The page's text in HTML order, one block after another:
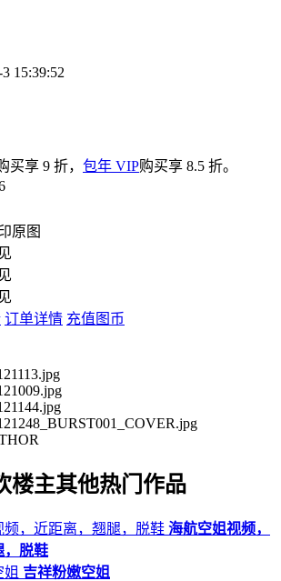
15:39:52
买享 9 折， 包年 VIP购买享 8.5 折。
原图
订单详情 充值图币
楼主其他热门作品
海航空姐视频，
，脱鞋
吉祥粉嫩空姐